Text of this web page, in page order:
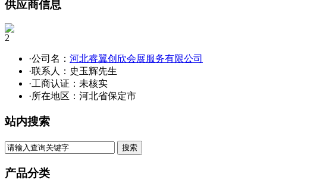
供应商信息
2
·公司名： 河北睿翼创欣会展服务有限公司
·联系人：史玉辉先生
·工商认证： 未核实
·所在地区：河北省保定市
站内搜索
产品分类